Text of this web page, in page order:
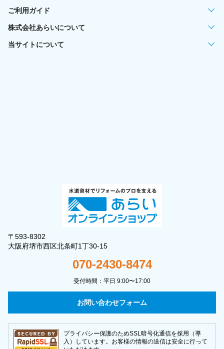
ご利用ガイド
株式会社あらいについて
当サイトについて
〒593-8302
大阪府堺市西区北条町1丁30-15
070-2430-8474
受付時間：平日 9:00〜17:00
お問い合わせフォーム
プライバシー保護のためSSL暗号化通信を採用（導
入）しています。お客様の情報の送信は安全に行って